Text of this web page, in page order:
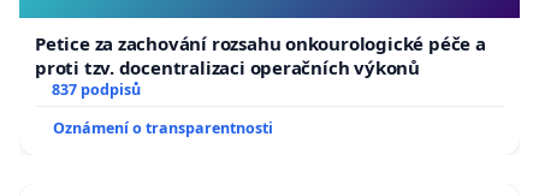
Petice za zachování rozsahu onkourologické péče a
proti tzv. docentralizaci operačních výkonů
837 podpisů
Oznámení o transparentnosti